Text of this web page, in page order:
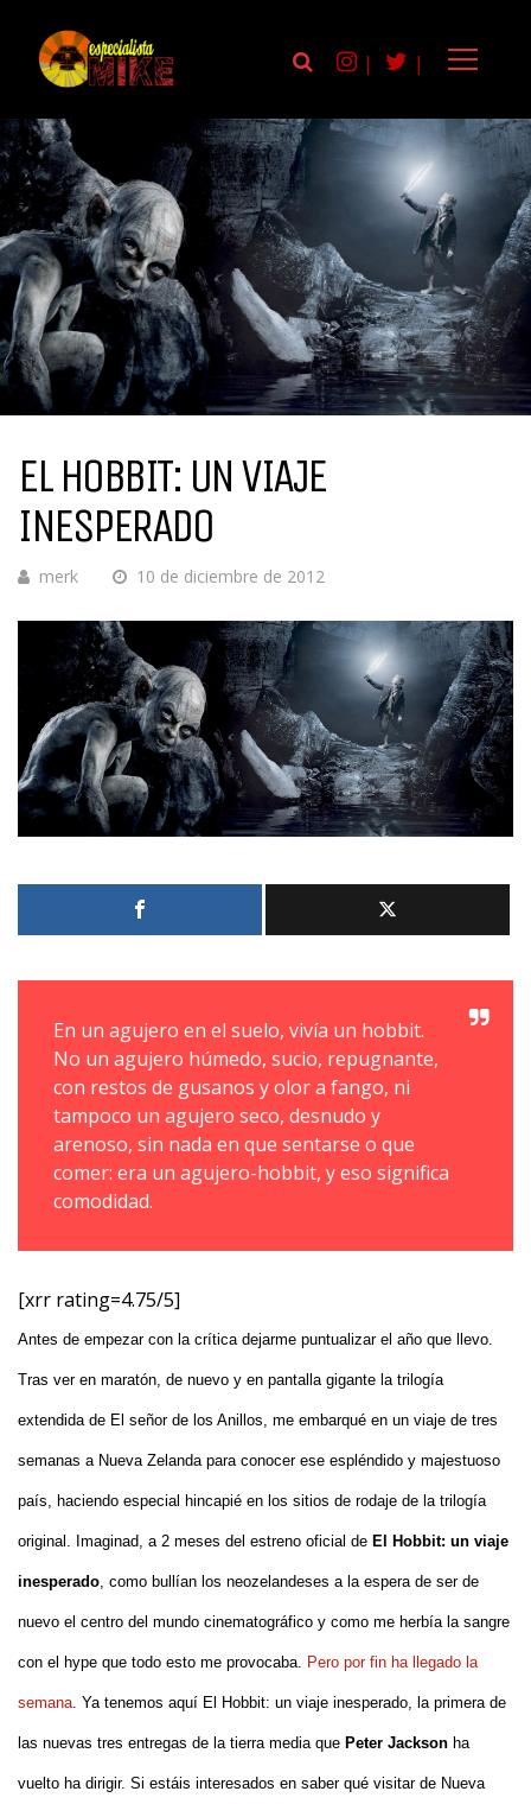
| |
EL HOBBIT: UN VIAJE
INESPERADO
merk 10 de diciembre de 2012
En un agujero en el suelo, vivía un hobbit.
No un agujero húmedo, sucio, repugnante,
con restos de gusanos y olor a fango, ni
tampoco un agujero seco, desnudo y
arenoso, sin nada en que sentarse o que
comer: era un agujero-hobbit, y eso significa
comodidad.
[xrr rating=4.75/5]
Antes de empezar con la crítica dejarme puntualizar el año que llevo.
Tras ver en maratón, de nuevo y en pantalla gigante la trilogía
extendida de El señor de los Anillos, me embarqué en un viaje de tres
semanas a Nueva Zelanda para conocer ese espléndido y majestuoso
país, haciendo especial hincapié en los sitios de rodaje de la trilogía
original. Imaginad, a 2 meses del estreno oficial de El Hobbit: un viaje
inesperado, como bullían los neozelandeses a la espera de ser de
nuevo el centro del mundo cinematográfico y como me herbía la sangre
con el hype que todo esto me provocaba. Pero por fin ha llegado la
semana. Ya tenemos aquí El Hobbit: un viaje inesperado, la primera de
las nuevas tres entregas de la tierra media que Peter Jackson ha
vuelto ha dirigir. Si estáis interesados en saber qué visitar de Nueva